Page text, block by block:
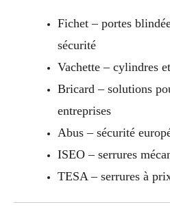
Fichet – portes
sécurité
Vachette – cylindres
Bricard – solutions
entreprises
Abus – sécurité
ISEO – serrures
TESA – serrures à